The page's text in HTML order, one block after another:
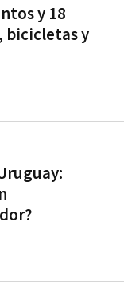
y 18
bicicletas y